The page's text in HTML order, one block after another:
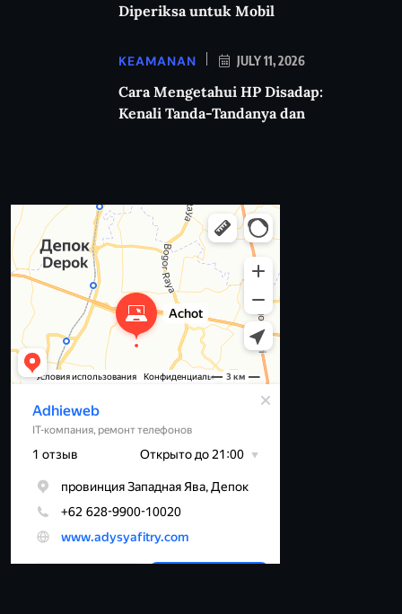
Diperiksa untuk Mobil
KEAMANAN JULY 11, 2026
Cara Mengetahui HP Disadap:
Kenali Tanda-Tandanya dan